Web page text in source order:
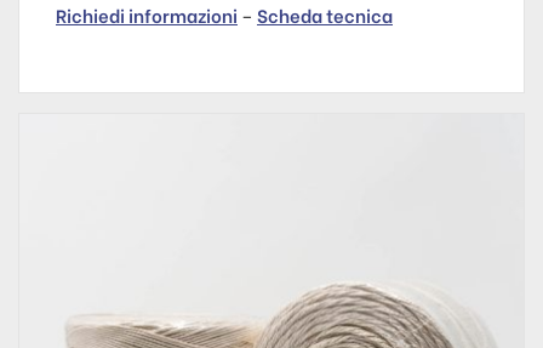
Richiedi informazioni – Scheda tecnica